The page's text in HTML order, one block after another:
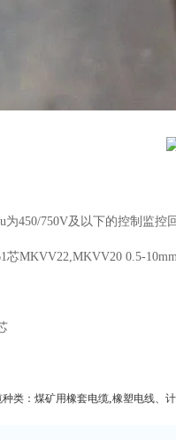
为450/750V及以下的控制监控
芯MKVV22,MKVV20 0.5-
类：煤矿用橡套电缆,橡塑电线、